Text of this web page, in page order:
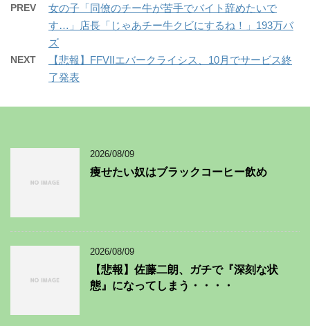
PREV
女の子「同僚のチー牛が苦手でバイト辞めたいで
す…」店長「じゃあチー牛クビにするね！」193万バ
ズ
NEXT
【悲報】FFVIIエバークライシス、10月でサービス終
了発表
2026/08/09
痩せたい奴はブラックコーヒー飲め
2026/08/09
【悲報】佐藤二朗、ガチで『深刻な状
態』になってしまう・・・・